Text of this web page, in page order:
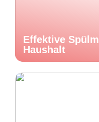
Effektive
Haushalt